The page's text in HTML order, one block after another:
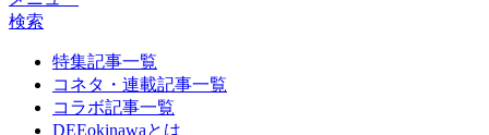
検索
特集記事一覧
コネタ・連載記事一覧
コラボ記事一覧
DEEokinawaとは